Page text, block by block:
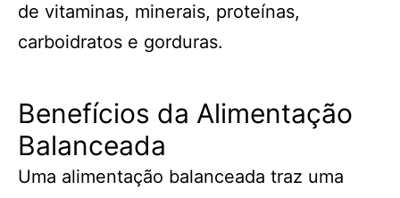
de vitaminas, minerais, proteínas,
carboidratos e gorduras.
Benefícios da Alimentação
Balanceada
Uma alimentação balanceada traz uma